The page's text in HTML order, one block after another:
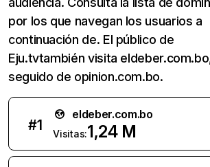
por los que navegan los usuarios a
continuación de. El público de
Eju.tvtambién visita
seguido de opinion.com.bo.
#1
eldeber.com.bo
Visitas:1,24 M